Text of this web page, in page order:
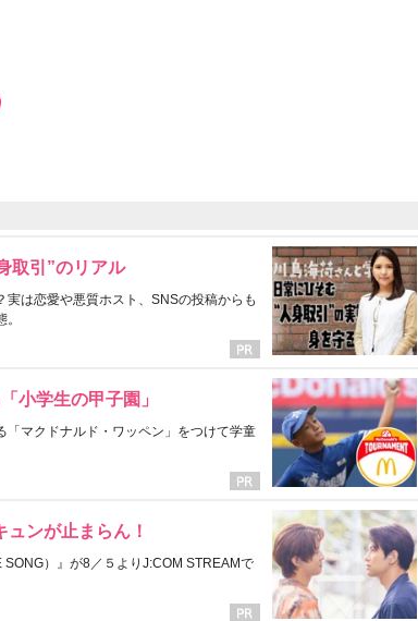
取引”のリアル
実は恋愛や悪質ホスト、SNSの投稿からも
小学生の甲子園」
「マクドナルド・ワッペン」をつけて学童
ンが止まらん！
）』が8／５よりJ:COM STREAMで